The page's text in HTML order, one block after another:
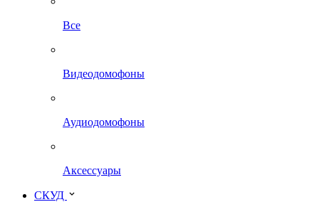
Все
Видеодомофоны
Аудиодомофоны
Аксессуары
СКУД